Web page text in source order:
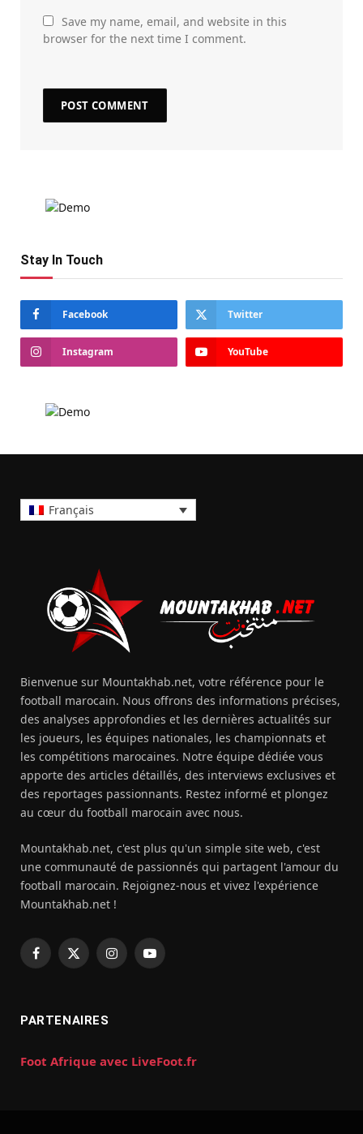
Save my name, email, and website in this
browser for the next time I comment.
Stay In Touch
Facebook Twitter
Instagram YouTube
Français
Bienvenue sur Mountakhab.net, votre référence pour le
football marocain. Nous offrons des informations précises,
des analyses approfondies et les dernières actualités sur
les joueurs, les équipes nationales, les championnats et
les compétitions marocaines. Notre équipe dédiée vous
apporte des articles détaillés, des interviews exclusives et
des reportages passionnants. Restez informé et plongez
au cœur du football marocain avec nous.
Mountakhab.net, c'est plus qu'un simple site web, c'est
une communauté de passionnés qui partagent l'amour du
football marocain. Rejoignez-nous et vivez l'expérience
Mountakhab.net !
Facebook
X
InstagramYouTube
PARTENAIRES
Foot Afrique avec LiveFoot.fr